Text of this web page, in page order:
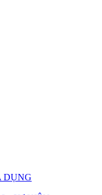
DỤNG